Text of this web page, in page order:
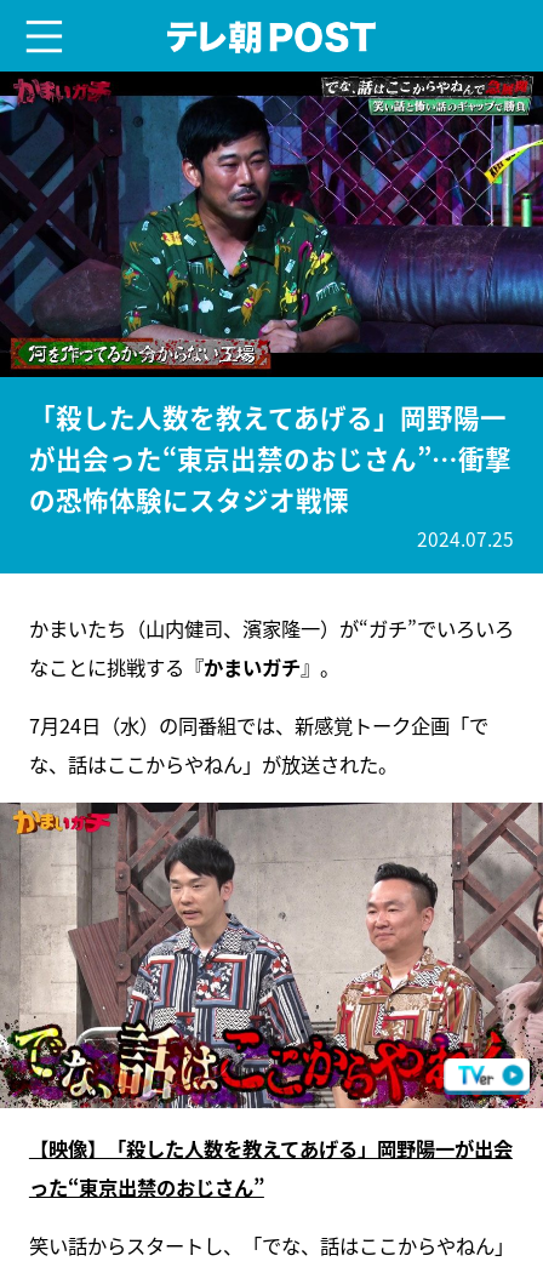
「殺した人数を教えてあげる」岡野陽一
が出会った“東京出禁のおじさん”…衝撃
の恐怖体験にスタジオ戦慄
2024.07.25
かまいたち（山内健司、濱家隆一）が“ガチ”でいろいろ
なことに挑戦する『かまいガチ』。
7月24日（水）の同番組では、新感覚トーク企画「で
な、話はここからやねん」が放送された。
【映像】「殺した人数を教えてあげる」岡野陽一が出会
った“東京出禁のおじさん”
笑い話からスタートし、「でな、話はここからやねん」